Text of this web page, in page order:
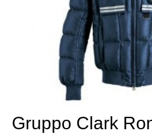
Gruppo Clark